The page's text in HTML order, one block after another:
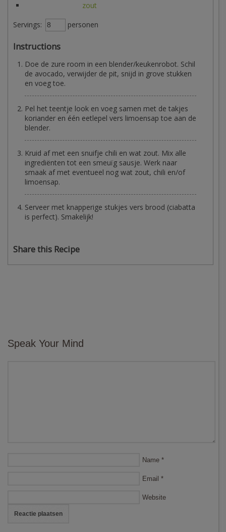
zout
Servings:
personen
Instructions
Doe de zure room in een blender/keukenrobot. Schil
de avocado, verwijder de pit, snijd in grove stukken
en voeg toe.
Pel het teentje look en voeg samen met de takjes
koriander en één eetlepel vers limoensap toe aan de
blender.
Kruid af met een snuifje chili en wat zout. Mix alle
ingrediënten tot een smeuïg sausje. Werk naar
smaak af met eventueel nog wat zout, chili en/of
limoensap.
Serveer met knapperige stukjes vers brood (ciabatta
is perfect). Smakelijk!
Share this Recipe
Speak Your Mind
Name *
Email *
Website